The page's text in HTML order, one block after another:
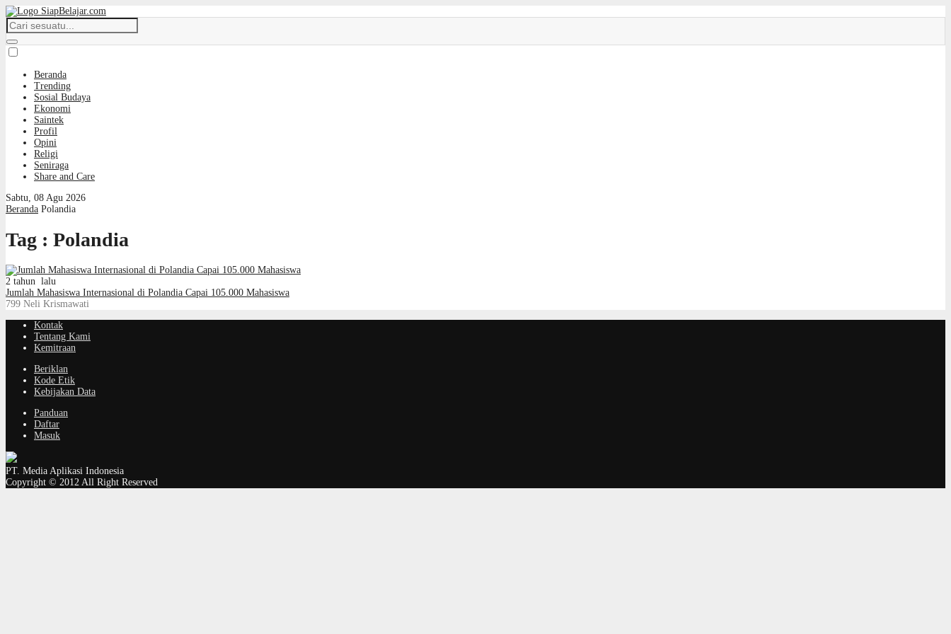
Beranda
Trending
Sosial Budaya
Ekonomi
Saintek
Profil
Opini
Religi
Seniraga
Share and Care
Sabtu, 08 Agu 2026
Beranda Polandia
Tag : Polandia
2 tahun lalu
Jumlah Mahasiswa Internasional di Polandia Capai 105.000 Mahasiswa
799 Neli Krismawati
Kontak
Tentang Kami
Kemitraan
Beriklan
Kode Etik
Kebijakan Data
Panduan
Daftar
Masuk
PT. Media Aplikasi Indonesia
Copyright © 2012 All Right Reserved